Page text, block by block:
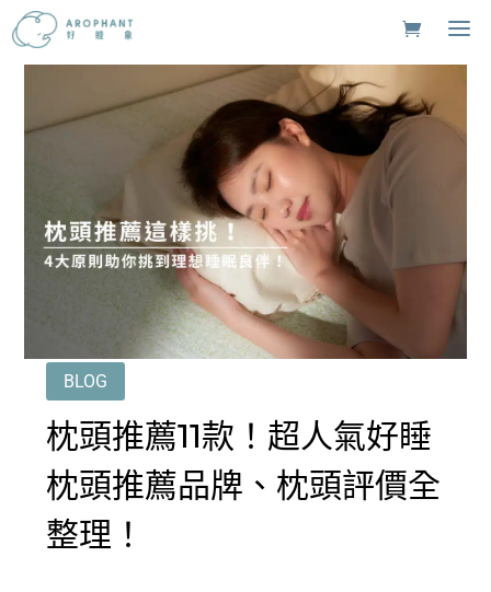
BLOG
枕頭推薦11款！超人氣好睡
枕頭推薦品牌、枕頭評價全
整理！